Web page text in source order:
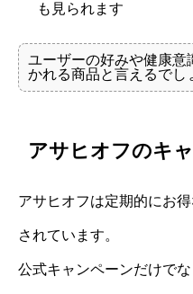
も見られます
ユーザーの好みや健康意
かれる商品と言えるでし
アサヒオフのキ
アサヒオフは定期的にお
されています。
公式キャンペーンだけで